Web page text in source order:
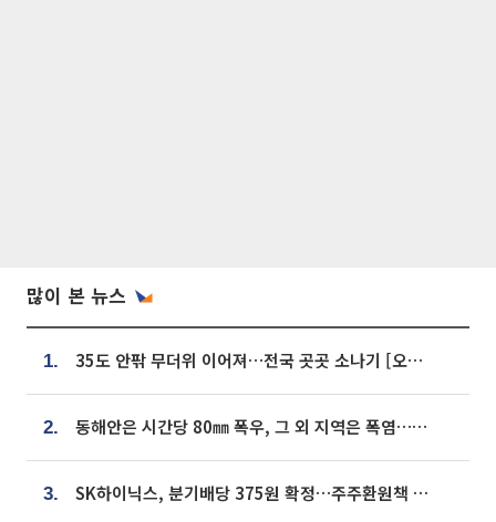
많이 본 뉴스
1. 35도 안팎 무더위 이어져…전국 곳곳 소나기 [오늘 날씨]
2. 동해안은 시간당 80㎜ 폭우, 그 외 지역은 폭염…‘극과 극 날씨’
3. SK하이닉스, 분기배당 375원 확정…주주환원책 9월로 앞당겨 발표